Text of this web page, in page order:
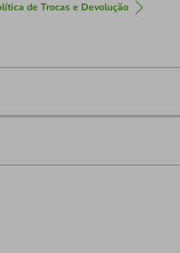
de Trocas e Devolução